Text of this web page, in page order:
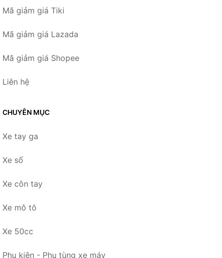
Mã giảm giá Tiki
Mã giảm giá Lazada
Mã giảm giá Shopee
Liên hệ
CHUYÊN MỤC
Xe tay ga
Xe số
Xe côn tay
Xe mô tô
Xe 50cc
Phụ kiện - Phụ tùng xe máy